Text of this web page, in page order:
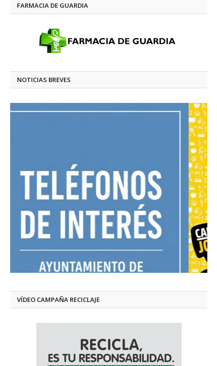
FARMACIA DE GUARDIA
NOTICIAS BREVES
VÍDEO CAMPAÑA RECICLAJE